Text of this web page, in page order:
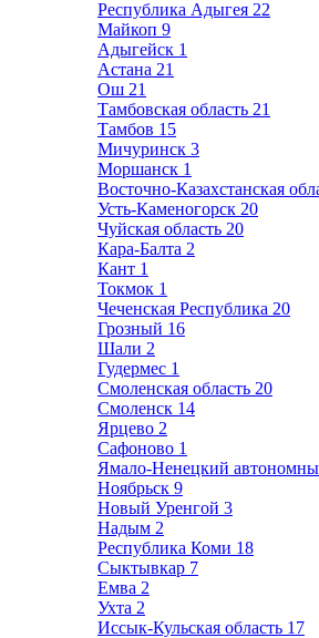
Республика Адыгея 22
Майкоп 9
Адыгейск 1
Астана 21
Ош 21
Тамбовская область 21
Тамбов 15
Мичуринск 3
Моршанск 1
Восточно-Казахстанская
Усть-Каменогорск 20
Чуйская область 20
Кара-Балта 2
Кант 1
Токмок 1
Чеченская Республика 20
Грозный 16
Шали 2
Гудермес 1
Смоленская область 20
Смоленск 14
Ярцево 2
Сафоново 1
Ямало-Ненецкий
Ноябрьск 9
Новый Уренгой 3
Надым 2
Республика Коми 18
Сыктывкар 7
Емва 2
Ухта 2
Иссык-Кульская область 17